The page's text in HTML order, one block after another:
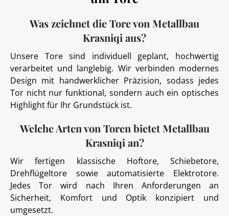
Was zeichnet die Tore von Metallbau
Krasniqi aus?
Unsere Tore sind individuell geplant, hochwertig
verarbeitet und langlebig. Wir verbinden modernes
Design mit handwerklicher Präzision, sodass jedes
Tor nicht nur funktional, sondern auch ein optisches
Highlight für Ihr Grundstück ist.
Welche Arten von Toren bietet Metallbau
Krasniqi an?
Wir fertigen klassische Hoftore, Schiebetore,
Drehflügeltore sowie automatisierte Elektrotore.
Jedes Tor wird nach Ihren Anforderungen an
Sicherheit, Komfort und Optik konzipiert und
umgesetzt.